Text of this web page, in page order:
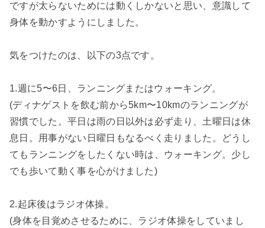
ですが太らないためには動くしかないと思い、意識して
身体を動かすようにしました。
気をつけたのは、以下の3点です。
1.週に5〜6日、ランニングまたはウォーキング。
(ディナゲストを飲む前から5km〜10kmのランニングが
習慣でした。平日は雨の日以外は必ず走り、土曜日は休
息日。用事がない日曜日もなるべく走りました。どうし
てもランニングをしたくない時は、ウォーキング。少し
でも歩いて動く事を心がけました)
2.起床後はラジオ体操。
(身体を目覚めさせるために、ラジオ体操をしていまし